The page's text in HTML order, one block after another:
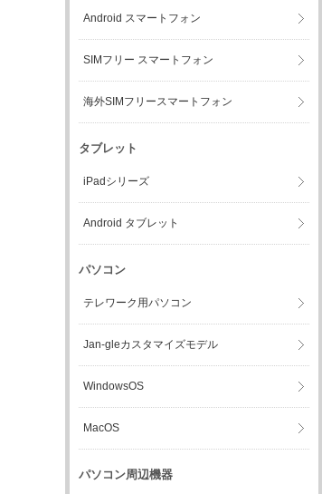
Android スマートフォン
SIMフリー スマートフォン
海外SIMフリースマートフォン
タブレット
iPadシリーズ
Android タブレット
パソコン
テレワーク用パソコン
Jan-gleカスタマイズモデル
WindowsOS
MacOS
パソコン周辺機器